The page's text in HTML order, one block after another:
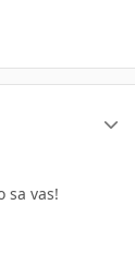
sa vas!